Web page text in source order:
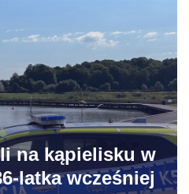
na kąpielisku w
latka wcześniej